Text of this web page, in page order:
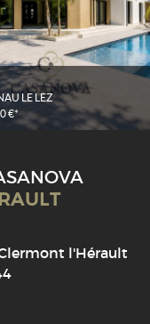
LE LEZ
€*
l'Hérault